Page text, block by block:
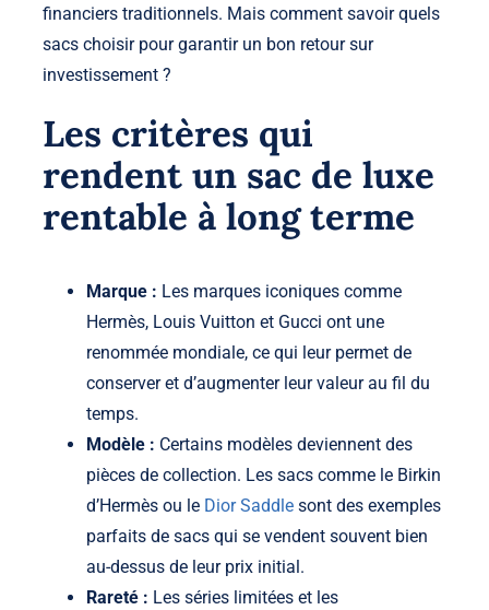
financiers traditionnels. Mais comment savoir quels
sacs choisir pour garantir un bon retour sur
investissement ?
Les critères qui
rendent un sac de luxe
rentable à long terme
Marque : Les marques iconiques comme
Hermès, Louis Vuitton et Gucci ont une
renommée mondiale, ce qui leur permet de
conserver et d’augmenter leur valeur au fil du
temps.
Modèle : Certains modèles deviennent des
pièces de collection. Les sacs comme le Birkin
d’Hermès ou le Dior Saddlesont des exemples
parfaits de sacs qui se vendent souvent bien
au-dessus de leur prix initial.
Rareté : Les séries limitées et les